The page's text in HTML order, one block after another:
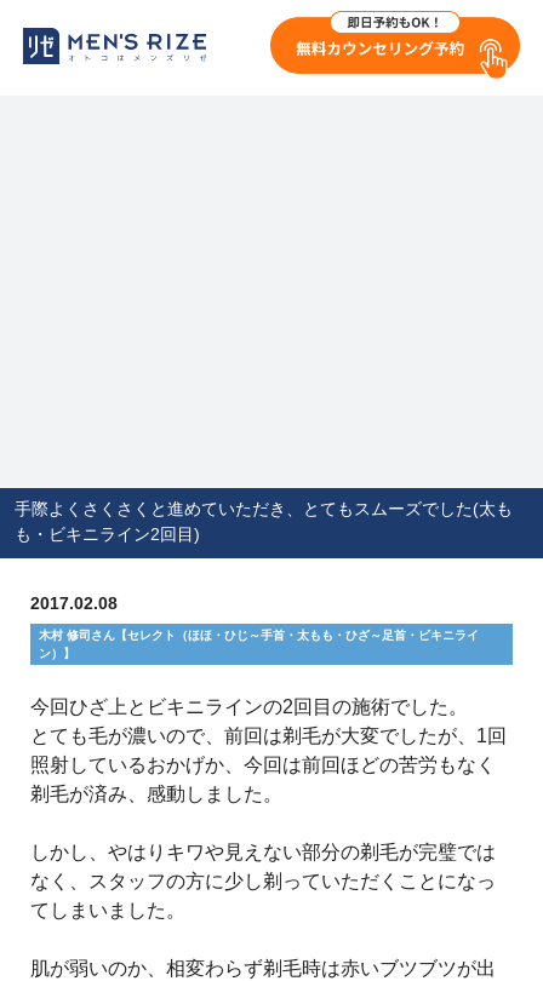
手際よくさくさくと進めていただき、とてもスムーズでした(太も
も・ビキニライン2回目)
2017.02.08
木村 修司さん【セレクト（ほほ・ひじ～手首・太もも・ひざ～足首・ビキニライ
ン）】
今回ひざ上とビキニラインの2回目の施術でした。
とても毛が濃いので、前回は剃毛が大変でしたが、1回
照射しているおかげか、今回は前回ほどの苦労もなく
剃毛が済み、感動しました。
しかし、やはりキワや見えない部分の剃毛が完璧では
なく、スタッフの方に少し剃っていただくことになっ
てしまいました。
肌が弱いのか、相変わらず剃毛時は赤いブツブツが出